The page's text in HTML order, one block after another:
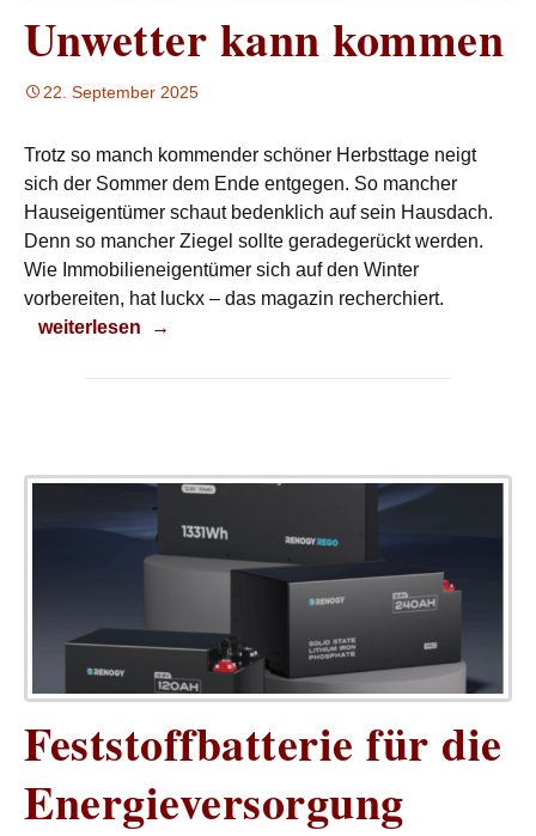
Unwetter kann kommen
22. September 2025
Trotz so manch kommender schöner Herbsttage neigt
sich der Sommer dem Ende entgegen. So mancher
Hauseigentümer schaut bedenklich auf sein Hausdach.
Denn so mancher Ziegel sollte geradegerückt werden.
Wie Immobilieneigentümer sich auf den Winter
vorbereiten, hat luckx – das magazin recherchiert.
Unwetter kann kommen
weiterlesen →
Feststoffbatterie für die
Energieversorgung